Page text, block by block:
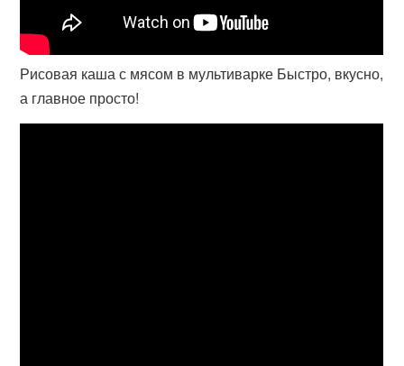
Рисовая каша с мясом в мультиварке Быстро, вкусно,
а главное просто!